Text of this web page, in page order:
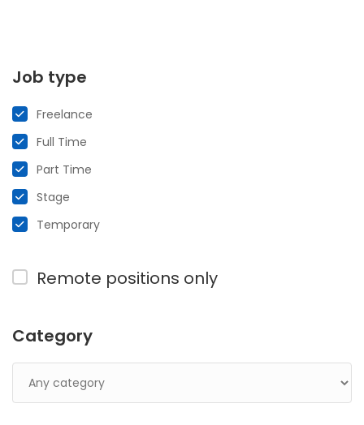
Job type
Freelance
Full Time
Part Time
Stage
Temporary
Remote positions only
Category